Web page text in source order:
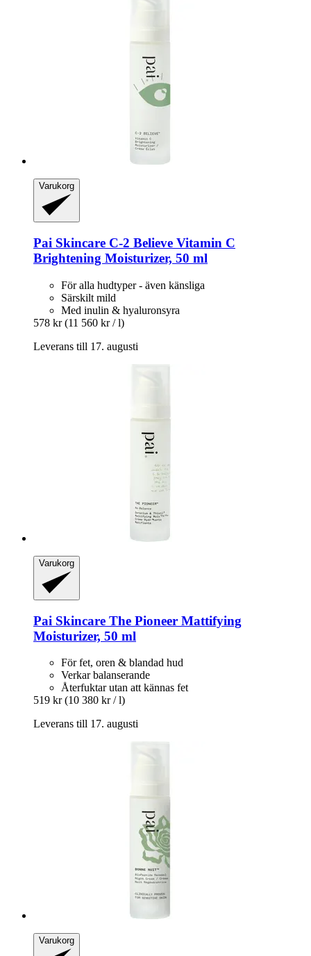
Varukorg
Pai Skincare C-​2 Believe Vitamin C
Brightening Moisturizer, 50 ml
För alla hudtyper - även känsliga
Särskilt mild
Med inulin & hyaluronsyra
578 kr (11 560 kr / l)
Leverans till 17. augusti
Varukorg
Pai Skincare The Pioneer Mattifying
Moisturizer, 50 ml
För fet, oren & blandad hud
Verkar balanserande
Återfuktar utan att kännas fet
519 kr (10 380 kr / l)
Leverans till 17. augusti
Varukorg